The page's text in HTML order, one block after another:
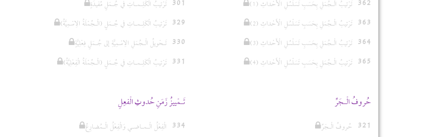
362 (1) تَرْتيبُ الْـجُمَلِ بِحَسَبِ تَسَلْسُلِ الْأَحْداثِ
363 (2) تَرْتيبُ الْـجُمَلِ بِحَسَبِ تَسَلْسُلِ الْأَحْداثِ
364 (3) تَرْتيبُ الْـجُمَلِ بِحَسَبِ تَسَلْسُلِ الْأَحْداثِ
365 (4) تَرْتيبُ الْـجُمَلِ بِحَسَبِ تَسَلْسُلِ الْأَحْداثِ
301 تَرْتيبُ الْكَلِـمـاتِ في جُـمَلٍ مُفيدَةٍ
329 (تَرْتيبُ الْكَلِـمـاتِ في جُـمَلٍ (الْـجُمْلَةُ الِاسْمِيَّةُ
330 تَـحْويلُ الْـجُمَلِ الِاسْمِيَّةِ إلى جُـمَلٍ فِعْلِيَّةٍ
331 (تَرْتيبُ الْكَلِـمـاتِ في جُـمَلٍ (الْـجُمْلَةُ الْفِعْلِيَّةُ
حُروفُ الْـجَرِّ
321 حُروفُ الْـجَرِّ
تَـمْييزُ زَمَنِ حُدوثِ الْفعِلِ
334 الْفِعْلُ الْـمـاضـي وَالْفِعْلُ الْـمُضارِعُ